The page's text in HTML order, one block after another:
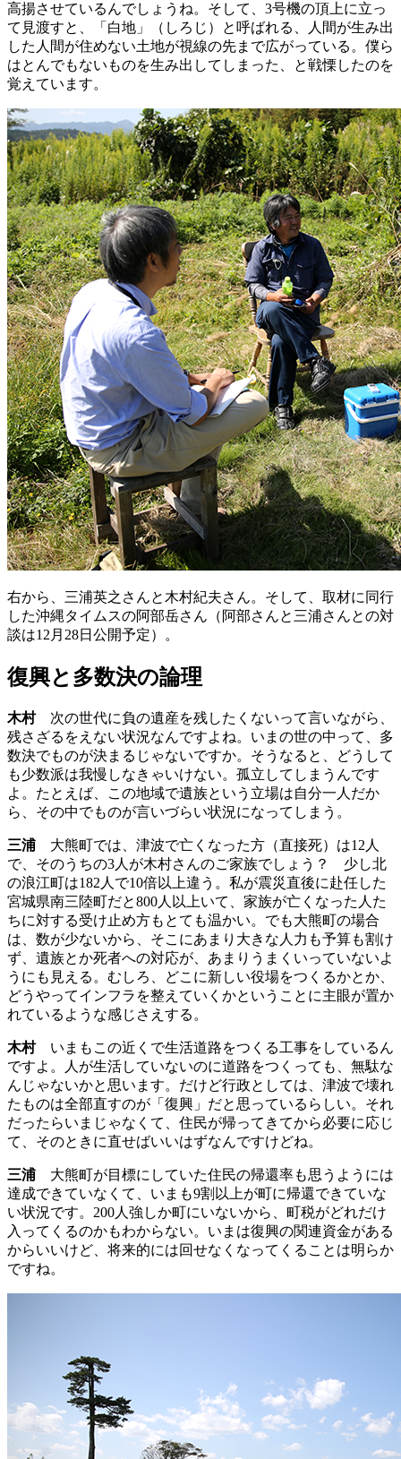
高揚させているんでしょうね。そして、3号機の頂上に立っ
て見渡すと、「白地」（しろじ）と呼ばれる、人間が生み出
した人間が住めない土地が視線の先まで広がっている。僕ら
はとんでもないものを生み出してしまった、と戦慄したのを
覚えています。
右から、三浦英之さんと木村紀夫さん。そして、取材に同行
した沖縄タイムスの阿部岳さん（阿部さんと三浦さんとの対
談は12月28日公開予定）。
復興と多数決の論理
木村次の世代に負の遺産を残したくないって言いながら、
残さざるをえない状況なんですよね。いまの世の中って、多
数決でものが決まるじゃないですか。そうなると、どうして
も少数派は我慢しなきゃいけない。孤立してしまうんです
よ。たとえば、この地域で遺族という立場は自分一人だか
ら、その中でものが言いづらい状況になってしまう。
三浦 大熊町では、津波で亡くなった方（直接死）は12人
で、そのうちの3人が木村さんのご家族でしょう？ 少し北
の浪江町は182人で10倍以上違う。私が震災直後に赴任した
宮城県南三陸町だと800人以上いて、家族が亡くなった人た
ちに対する受け止め方もとても温かい。でも大熊町の場合
は、数が少ないから、そこにあまり大きな人力も予算も割け
ず、遺族とか死者への対応が、あまりうまくいっていないよ
うにも見える。むしろ、どこに新しい役場をつくるかとか、
どうやってインフラを整えていくかということに主眼が置か
れているような感じさえする。
木村いまもこの近くで生活道路をつくる工事をしているん
ですよ。人が生活していないのに道路をつくっても、無駄な
んじゃないかと思います。だけど行政としては、津波で壊れ
たものは全部直すのが「復興」だと思っているらしい。それ
だったらいまじゃなくて、住民が帰ってきてから必要に応じ
て、そのときに直せばいいはずなんですけどね。
三浦 大熊町が目標にしていた住民の帰還率も思うようには
達成できていなくて、いまも9割以上が町に帰還できていな
い状況です。200人強しか町にいないから、町税がどれだけ
入ってくるのかもわからない。いまは復興の関連資金がある
からいいけど、将来的には回せなくなってくることは明らか
ですね。